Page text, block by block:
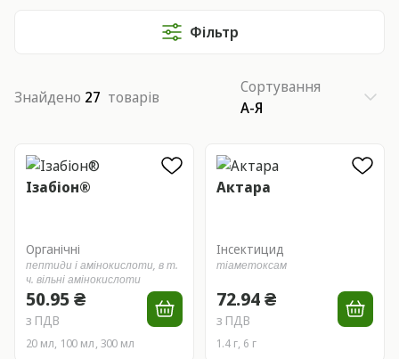
Фільтр
Знайдено 27 товарів
Сортування
А-Я
Ізабіон®
Органічні
пептиди і амінокислоти, в т.
ч. вільні амінокислоти
50.95 ₴
з ПДВ
20 мл, 100 мл, 300 мл
Актара
Інсектицид
тіаметоксам
72.94 ₴
з ПДВ
1.4 г, 6 г